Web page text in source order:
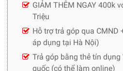
GIẢM THÊM NGAY 400k
Triệu
Hỗ trợ trả góp qua CMND
áp dụng tại Hà Nội)
Trả góp bằng thẻ tín dụng
quốc (có thể làm online)